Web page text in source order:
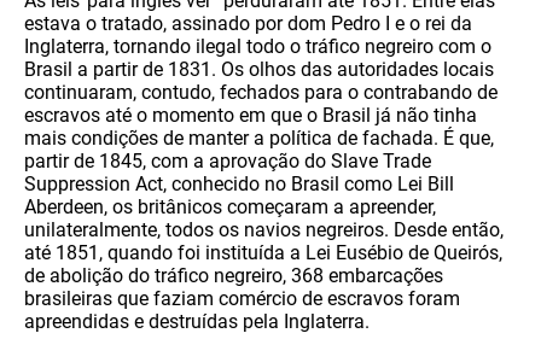
estava o tratado, assinado por dom Pedro I e o rei da
Inglaterra, tornando ilegal todo o tráfico negreiro com o
Brasil a partir de 1831. Os olhos das autoridades locais
continuaram, contudo, fechados para o contrabando de
escravos até o momento em que o Brasil já não tinha
mais condições de manter a política de fachada. É que,
partir de 1845, com a aprovação do Slave Trade
Suppression Act, conhecido no Brasil como Lei Bill
Aberdeen, os britânicos começaram a apreender,
unilateralmente, todos os navios negreiros. Desde então,
até 1851, quando foi instituída a Lei Eusébio de Queirós,
de abolição do tráfico negreiro, 368 embarcações
brasileiras que faziam comércio de escravos foram
apreendidas e destruídas pela Inglaterra.